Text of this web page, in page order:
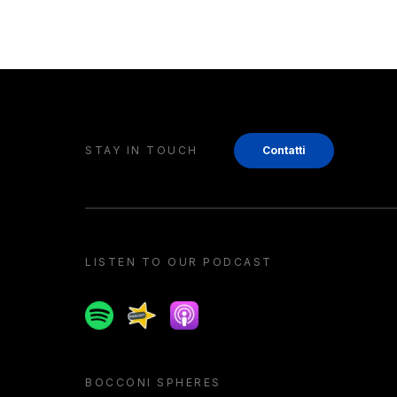
STAY IN TOUCH Contatti
LISTEN TO OUR PODCAST
SpotifySpreakerApple podcast
BOCCONI SPHERES